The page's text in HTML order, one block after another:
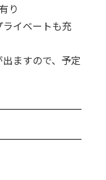
り
イベートも充
ますので、予定